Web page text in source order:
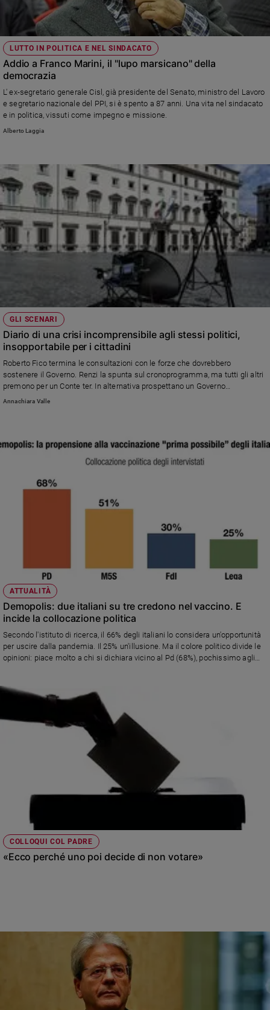
LUTTO IN POLITICA E NEL SINDACATO
Addio a Franco Marini, il "lupo marsicano" della
democrazia
L' ex-segretario generale Cisl, già presidente del Senato, ministro del Lavoro
e segretario nazionale del PPI, si è spento a 87 anni. Una vita nel sindacato
e in politica, vissuti come impegno e missione.
Alberto Laggia
GLI SCENARI
Diario di una crisi incomprensibile agli stessi politici,
insopportabile per i cittadini
Roberto Fico termina le consultazioni con le forze che dovrebbero
sostenere il Governo. Renzi la spunta sul cronoprogramma, ma tutti gli altri
premono per un Conte ter. In alternativa prospettano un Governo
istituzionale che porti al voto.
Annachiara Valle
ATTUALITÀ
Demopolis: due italiani su tre credono nel vaccino. E
incide la collocazione politica
Secondo l'istituto di ricerca, il 66% degli italiani lo considera un'opportunità
per uscire dalla pandemia. Il 25% un'illusione. Ma il colore politico divide le
opinioni: piace molto a chi si dichiara vicino al Pd (68%), pochissimo agli
COLLOQUI COL PADRE
«Ecco perché uno poi decide di non votare»